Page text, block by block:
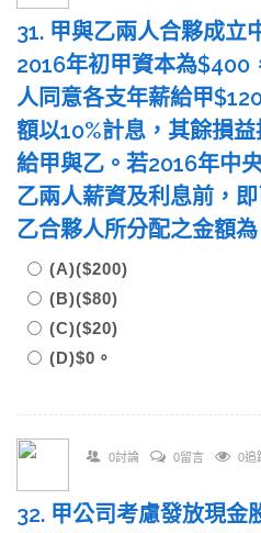
31. 甲與乙兩人合夥成立
2016年初甲資本為$400
人同意各支年薪給甲
額以10%計息，其餘損
給甲與乙。若2016年中
乙兩人薪資及利息前，
乙合夥人所分配之金額
(A)($200)
(B)($80)
(C)($20)
(D)$0。
0討論 0留言 0追
32. 甲公司考慮發放現金